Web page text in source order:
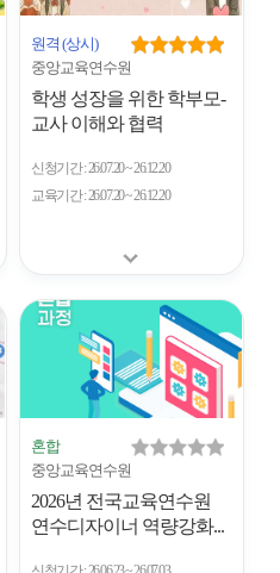
원격 (상시)
중앙교육연수원
학생 성장을 위한 학부모-
교사 이해와 협력
신청기간 26.07.20 ~ 26.12.20
교육기간 26.07.20 ~ 26.12.20
혼합
중앙교육연수원
2026년 전국교육연수원
연수디자이너 역량강화...